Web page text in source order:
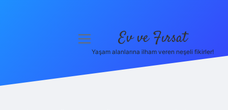
menüyü
Ev ve Fırsat
Yaşam alanlarına ilham veren neşeli fikirler!